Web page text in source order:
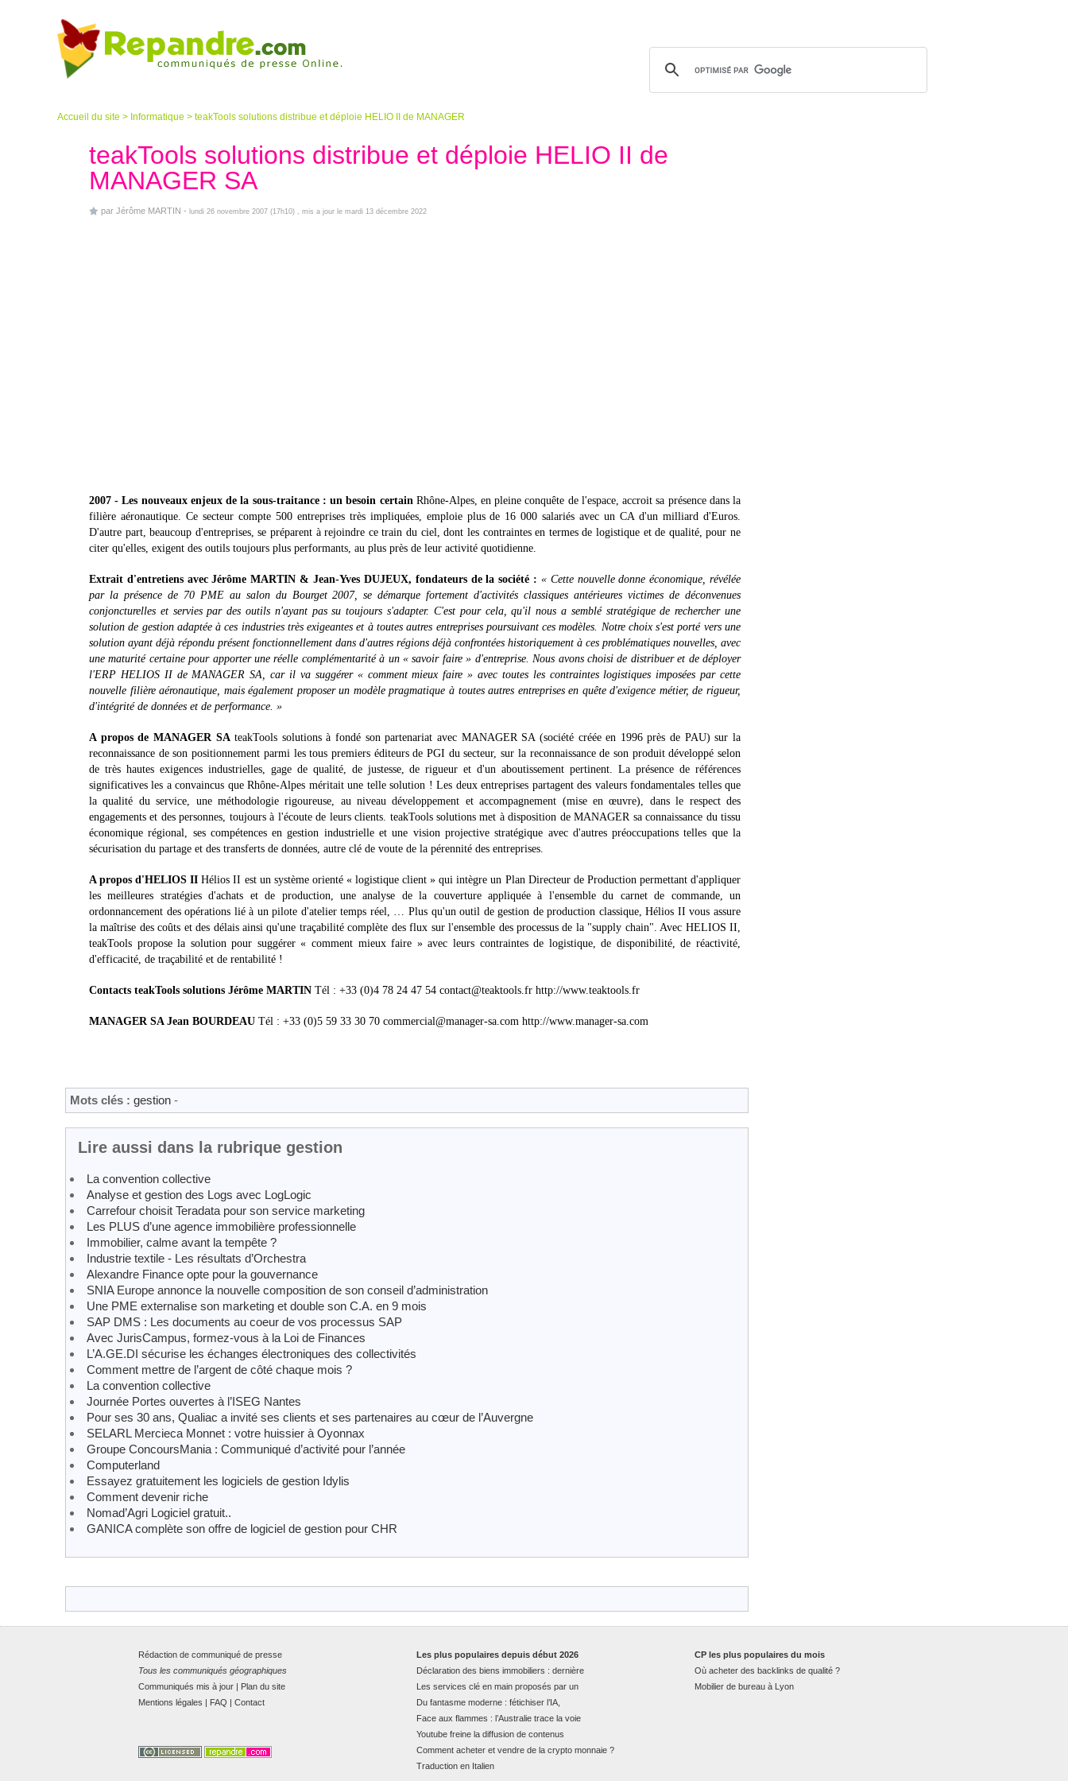
Accueil du site > Informatique > teakTools solutions distribue et déploie HELIO II de MANAGER
teakTools solutions distribue et déploie HELIO II de
MANAGER SA
par Jérôme MARTIN - lundi 26 novembre 2007 (17h10) , mis a jour le mardi 13 décembre 2022
2007 - Les nouveaux enjeux de la sous-traitance : un besoin certain Rhône-Alpes, en pleine conquête de l'espace, accroit sa présence dans la
filière aéronautique. Ce secteur compte 500 entreprises très impliquées, emploie plus de 16 000 salariés avec un CA d'un milliard d'Euros.
D'autre part, beaucoup d'entreprises, se préparent à rejoindre ce train du ciel, dont les contraintes en termes de logistique et de qualité, pour ne
citer qu'elles, exigent des outils toujours plus performants, au plus près de leur activité quotidienne.
Extrait d'entretiens avec Jérôme MARTIN & Jean-Yves DUJEUX, fondateurs de la société : « Cette nouvelle donne économique, révélée
par la présence de 70 PME au salon du Bourget 2007, se démarque fortement d'activités classiques antérieures victimes de déconvenues
conjoncturelles et servies par des outils n'ayant pas su toujours s'adapter. C'est pour cela, qu'il nous a semblé stratégique de rechercher une
solution de gestion adaptée à ces industries très exigeantes et à toutes autres entreprises poursuivant ces modèles. Notre choix s'est porté vers une
solution ayant déjà répondu présent fonctionnellement dans d'autres régions déjà confrontées historiquement à ces problématiques nouvelles, avec
une maturité certaine pour apporter une réelle complémentarité à un « savoir faire » d'entreprise. Nous avons choisi de distribuer et de déployer
l'ERP HELIOS II de MANAGER SA, car il va suggérer « comment mieux faire » avec toutes les contraintes logistiques imposées par cette
nouvelle filière aéronautique, mais également proposer un modèle pragmatique à toutes autres entreprises en quête d'exigence métier, de rigueur,
d'intégrité de données et de performance. »
A propos de MANAGER SA teakTools solutions à fondé son partenariat avec MANAGER SA (société créée en 1996 près de PAU) sur la
reconnaissance de son positionnement parmi les tous premiers éditeurs de PGI du secteur, sur la reconnaissance de son produit développé selon
de très hautes exigences industrielles, gage de qualité, de justesse, de rigueur et d'un aboutissement pertinent. La présence de références
significatives les a convaincus que Rhône-Alpes méritait une telle solution ! Les deux entreprises partagent des valeurs fondamentales telles que
la qualité du service, une méthodologie rigoureuse, au niveau développement et accompagnement (mise en œuvre), dans le respect des
engagements et des personnes, toujours à l'écoute de leurs clients. teakTools solutions met à disposition de MANAGER sa connaissance du tissu
économique régional, ses compétences en gestion industrielle et une vision projective stratégique avec d'autres préoccupations telles que la
sécurisation du partage et des transferts de données, autre clé de voute de la pérennité des entreprises.
A propos d'HELIOS II Hélios II est un système orienté « logistique client » qui intègre un Plan Directeur de Production permettant d'appliquer
les meilleures stratégies d'achats et de production, une analyse de la couverture appliquée à l'ensemble du carnet de commande, un
ordonnancement des opérations lié à un pilote d'atelier temps réel, … Plus qu'un outil de gestion de production classique, Hélios II vous assure
la maîtrise des coûts et des délais ainsi qu'une traçabilité complète des flux sur l'ensemble des processus de la "supply chain". Avec HELIOS II,
teakTools propose la solution pour suggérer « comment mieux faire » avec leurs contraintes de logistique, de disponibilité, de réactivité,
d'efficacité, de traçabilité et de rentabilité !
Contacts teakTools solutions Jérôme MARTIN Tél : +33 (0)4 78 24 47 54 contact@teaktools.fr http://www.teaktools.fr
MANAGER SA Jean BOURDEAU Tél : +33 (0)5 59 33 30 70 commercial@manager-sa.com http://www.manager-sa.com
Mots clés : gestion -
Lire aussi dans la rubrique gestion
La convention collective
Analyse et gestion des Logs avec LogLogic
Carrefour choisit Teradata pour son service marketing
Les PLUS d’une agence immobilière professionnelle
Immobilier, calme avant la tempête ?
Industrie textile - Les résultats d’Orchestra
Alexandre Finance opte pour la gouvernance
SNIA Europe annonce la nouvelle composition de son conseil d’administration
Une PME externalise son marketing et double son C.A. en 9 mois
SAP DMS : Les documents au coeur de vos processus SAP
Avec JurisCampus, formez-vous à la Loi de Finances
L’A.GE.DI sécurise les échanges électroniques des collectivités
Comment mettre de l’argent de côté chaque mois ?
La convention collective
Journée Portes ouvertes à l’ISEG Nantes
Pour ses 30 ans, Qualiac a invité ses clients et ses partenaires au cœur de l’Auvergne
SELARL Mercieca Monnet : votre huissier à Oyonnax
Groupe ConcoursMania : Communiqué d’activité pour l’année
Computerland
Essayez gratuitement les logiciels de gestion Idylis
Comment devenir riche
Nomad’Agri Logiciel gratuit..
GANICA complète son offre de logiciel de gestion pour CHR
Rédaction de communiqué de presse
Tous les communiqués géographiques
Communiqués mis à jour | Plan du site
Mentions légales | FAQ | Contact
CP les plus populaires du mois
Où acheter des backlinks de qualité ?
Mobilier de bureau à Lyon
Les plus populaires depuis début 2026
Déclaration des biens immobiliers : dernière
Les services clé en main proposés par un
Du fantasme moderne : fétichiser l’IA,
Face aux flammes : l’Australie trace la voie
Youtube freine la diffusion de contenus
Comment acheter et vendre de la crypto monnaie ?
Traduction en Italien